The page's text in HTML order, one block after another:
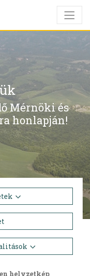
Mérnöki és
honlapján!
helyzetkép